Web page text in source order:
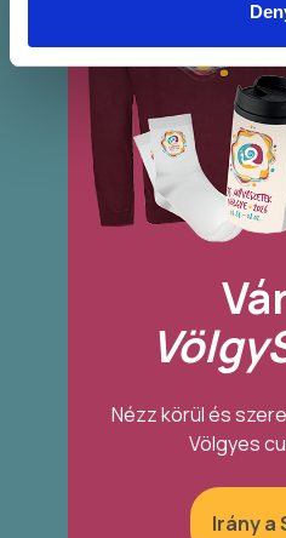
Nézz körül és
Völgyes
Irány a